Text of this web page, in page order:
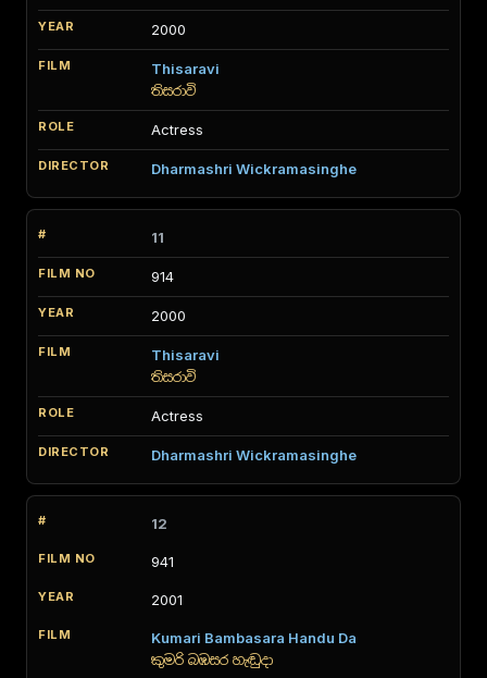
2000
Thisaravi
තිසරාවි
Actress
Dharmashri Wickramasinghe
11
914
2000
Thisaravi
තිසරාවි
Actress
Dharmashri Wickramasinghe
12
941
2001
Kumari Bambasara Handu Da
කුමරි බඹසර හැඬුදා